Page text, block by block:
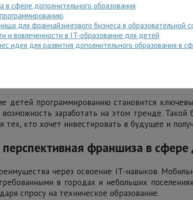
сфере дополнительного образования
для франчайзингового бизнеса в образовательной
и вовлеченности в IT-образование для детей
идея для развития дополнительного образования в
детей программированию становится
заработать на этом тренде. Такой
кто хочет инвестировать в будущее и
франшиза в сфере
через освоение IT-навыков.
в городах и небольших
спросу на техническое образование.